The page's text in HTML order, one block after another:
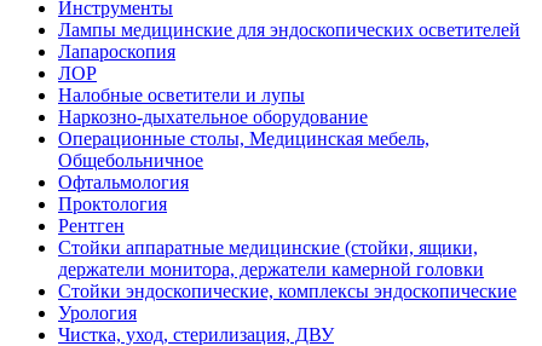
Инструменты
Лампы медицинские для эндоскопических осветителей
Лапароскопия
ЛОР
Налобные осветители и лупы
Наркозно-дыхательное оборудование
Операционные столы, Медицинская мебель,
Общебольничное
Офтальмология
Проктология
Рентген
Стойки аппаратные медицинские (стойки, ящики,
держатели монитора, держатели камерной головки
Стойки эндоскопические, комплексы эндоскопические
Урология
Чистка, уход, стерилизация, ДВУ